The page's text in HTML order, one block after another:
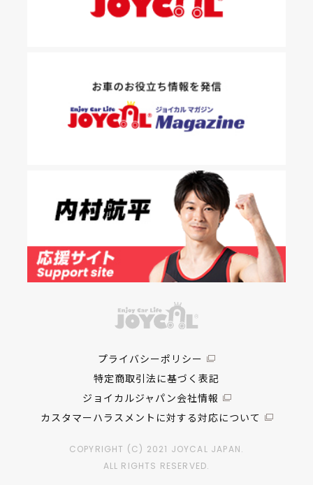
プライバシーポリシー
特定商取引法に基づく表記
ジョイカルジャパン会社情報
カスタマーハラスメントに対する対応について
COPYRIGHT (C) 2021 JOYCAL JAPAN.
ALL RIGHTS RESERVED.